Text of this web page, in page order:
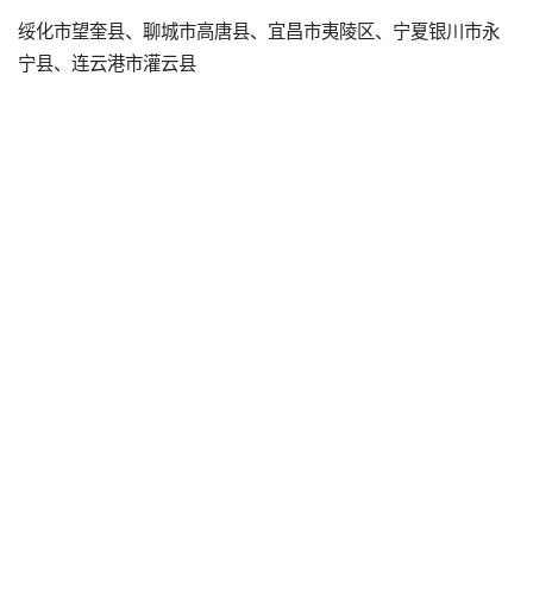
绥化市望奎县、聊城市高唐县、宜昌市夷陵区、宁夏银川市永
宁县、连云港市灌云县